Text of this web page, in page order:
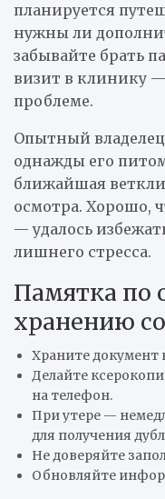
планируется
нужны ли
забывайте брать
визит в клинику
проблеме.
Опытный
однажды его
ближайшая
осмотра. Хорошо,
— удалось
лишнего стресса.
Памятка
хранению
Храните документ
Делайте
на телефон.
При утере —
для получения
Не доверяйте
Обновляйте